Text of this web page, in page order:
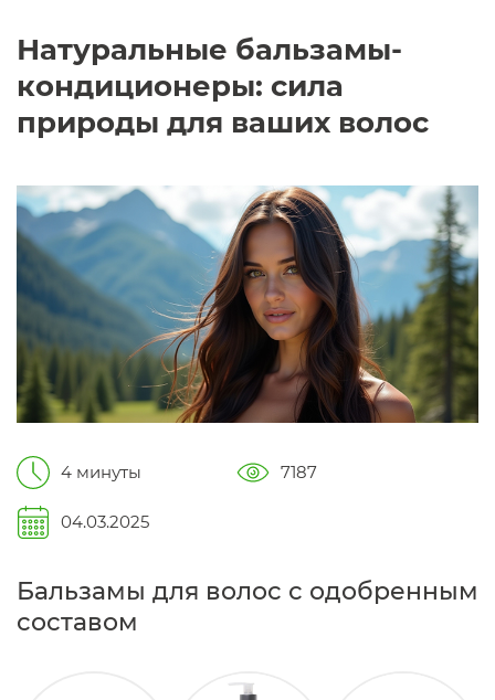
Натуральные бальзамы-
кондиционеры: сила
природы для ваших волос
4 минуты 7187
04.03.2025
Бальзамы для волос с одобренным
составом